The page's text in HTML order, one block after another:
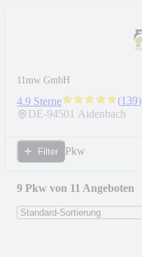
11mw GmbH
4.9 Sterne (139)
DE-94501 Aidenbach
Filter Pkw
9 Pkw von 11 Angeboten